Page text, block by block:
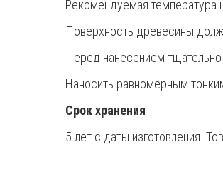
Рекомендуемая температура
Поверхность древесины
Перед нанесением
Наносить равномерным
Срок хранения
5 лет с даты изготовления.